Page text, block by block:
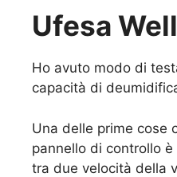
Ufesa
Ho avuto modo di
capacità di
Una delle prime cose
pannello di controllo
tra due velocità della